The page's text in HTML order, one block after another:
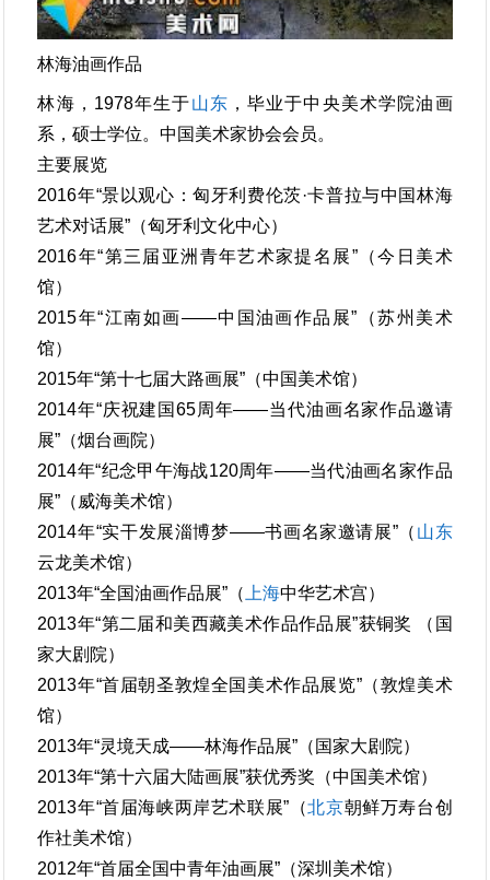
林海油画作品
林海，1978年生于山东 ，毕业于中央美术学院油画
系，硕士学位。中国美术家协会会员。
主要展览
2016年“景以观心：匈牙利费伦茨·卡普拉与中国林海
艺术对话展”（匈牙利文化中心）
2016年“第三届亚洲青年艺术家提名展”（今日美术
馆）
2015年“江南如画——中国油画作品展”（苏州美术
馆）
2015年“第十七届大路画展”（中国美术馆）
2014年“庆祝建国65周年——当代油画名家作品邀请
展”（烟台画院）
2014年“纪念甲午海战120周年——当代油画名家作品
展”（威海美术馆）
2014年“实干发展淄博梦——书画名家邀请展”（ 山东
云龙美术馆）
2013年“全国油画作品展”（ 上海中华艺术宫）
2013年“第二届和美西藏美术作品作品展”获铜奖 （国
家大剧院）
2013年“首届朝圣敦煌全国美术作品展览”（敦煌美术
馆）
2013年“灵境天成——林海作品展”（国家大剧院）
2013年“第十六届大陆画展”获优秀奖（中国美术馆）
2013年“首届海峡两岸艺术联展”（北京朝鲜万寿台创
作社美术馆）
2012年“首届全国中青年油画展”（深圳美术馆）